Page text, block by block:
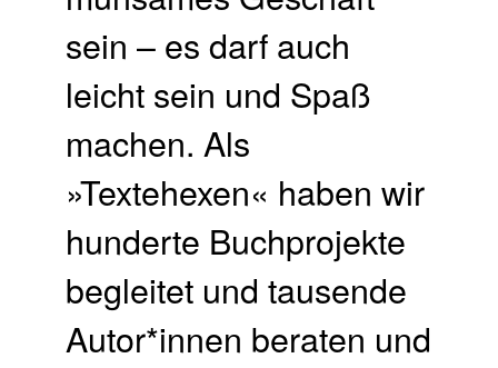
sein – es darf auch
leicht sein und Spaß
machen. Als
»Textehexen« haben wir
hunderte Buchprojekte
begleitet und tausende
Autor*innen beraten und